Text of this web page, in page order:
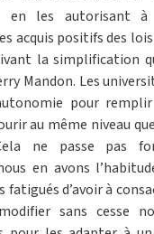
en les autorisant à
acquis positifs des lois
la simplification
Mandon. Les
pour
au même niveau
ne passe pas
en avons
fatigués d’avoir à
sans cesse